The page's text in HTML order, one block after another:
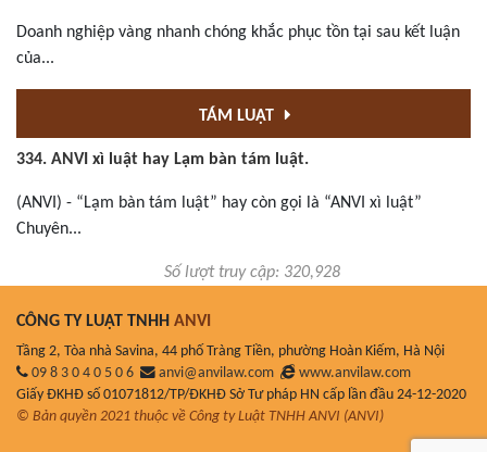
Doanh nghiệp vàng nhanh chóng khắc phục tồn tại sau kết luận
của...
TÁM LUẬT
334. ANVI xì luật hay Lạm bàn tám luật.
(ANVI) - “Lạm bàn tám luật” hay còn gọi là “ANVI xì luật”
Chuyên...
Số lượt truy cập: 320,928
CÔNG TY LUẬT TNHH ANVI
Tầng 2, Tòa nhà Savina, 44 phố Tràng Tiền, phường Hoàn Kiếm, Hà Nội
09 8 3 0 4 0 5 0 6
anvi@anvilaw.com
www.anvilaw.com
Giấy ĐKHĐ số 01071812/TP/ĐKHĐ Sở Tư pháp HN cấp lần đầu 24-12-2020
© Bản quyền 2021 thuộc về Công ty Luật TNHH ANVI (ANVI)